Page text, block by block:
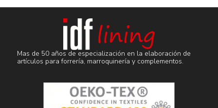
Mas de 50 años de especialización en la elaboración de
artículos para forrería, marroquinería y complementos.